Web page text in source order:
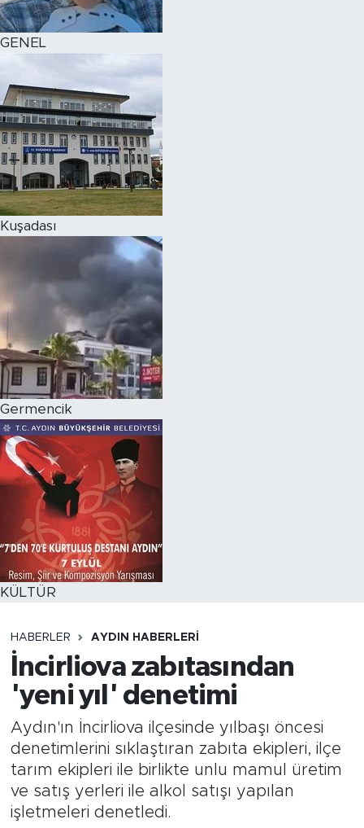
GENEL
Kuşadası
Germencik
KÜLTÜR
HABERLER AYDIN HABERLERI
İncirliova zabıtasından
'yeni yıl' denetimi
Aydın'ın İncirliova ilçesinde yılbaşı öncesi
denetimlerini sıklaştıran zabıta ekipleri, ilçe
tarım ekipleri ile birlikte unlu mamul üretim
ve satış yerleri ile alkol satışı yapılan
işletmeleri denetledi.